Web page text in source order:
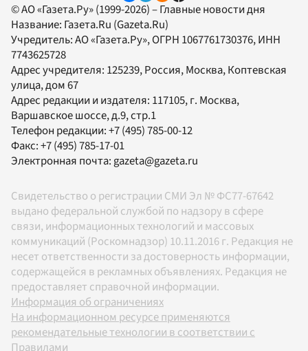
© АО «Газета.Ру» (1999-2026) – Главные новости дня
Название: Газета.Ru (Gazeta.Ru)
Учредитель:АО «Газета.Ру», ОГРН 1067761730376, ИНН
7743625728
Адрес учредителя: 125239, Россия, Москва, Коптевская
улица, дом 67
Адрес редакции и издателя: 117105, г. Москва,
Варшавское шоссе, д.9, стр.1
Телефон редакции:+7 (495) 785-00-12
Факс:+7 (495) 785-17-01
Электронная почта: gazeta@gazeta.ru
Свидетельство о регистрации СМИ Эл № ФС77-67642
выдано федеральной службой по надзору в сфере
связи, информационных технологий и массовых
коммуникаций (Роскомнадзор) 10.11.2016 г. Редакция не
несет ответственности за достоверность информации,
содержащейся в рекламных объявлениях. Редакция не
предоставляет справочной информации.
Информация об ограничениях
На информационном ресурсе применяются
рекомендательные технологии в соответствии с
Правилами